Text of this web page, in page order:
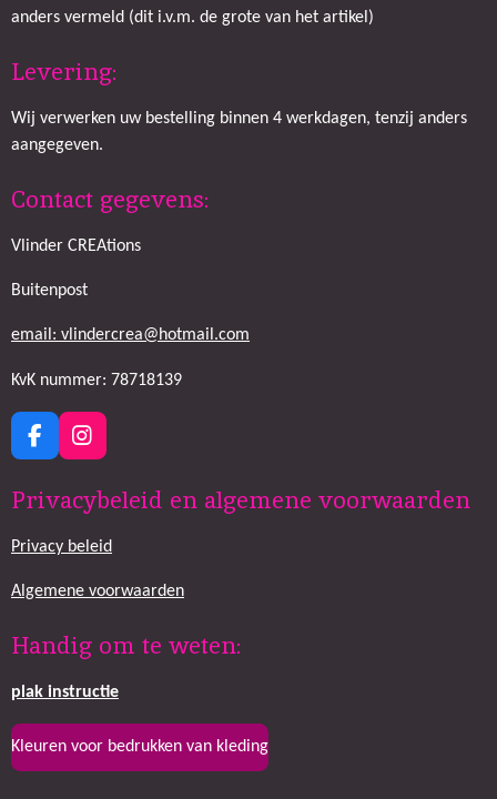
anders vermeld (dit i.v.m. de grote van het artikel)
Levering:
Wij verwerken uw bestelling binnen 4 werkdagen, tenzij anders
aangegeven.
Contact gegevens:
Vlinder CREAtions
Buitenpost
email: vlindercrea@hotmail.com
KvK nummer: 78718139
F
a
e
o
k
I
n
t
g
a
Privacybeleid en algemene voorwaarden
Privacy beleid
Algemene voorwaarden
Handig om te weten:
plak instructie
Kleuren voor bedrukken van kleding